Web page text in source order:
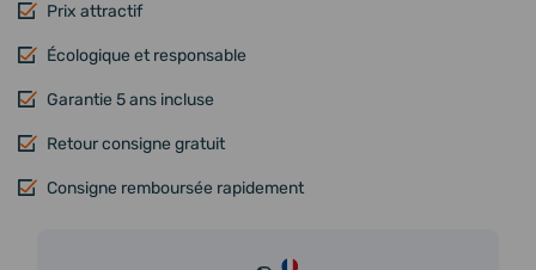
Prix attractif
Écologique et responsable
Garantie 5 ans incluse
Retour consigne gratuit
Consigne remboursée rapidement